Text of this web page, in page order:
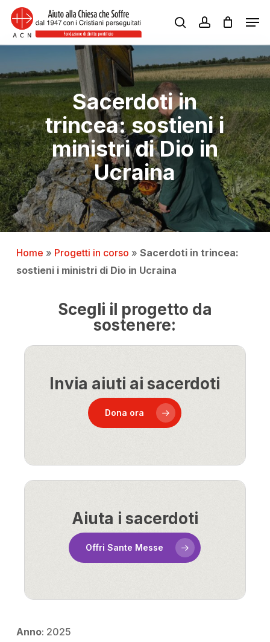
Skip
main
searchaccount
Sacerdoti in
trincea: sostieni i
ministri di Dio in
Ucraina
Home » Progetti in corso » Sacerdoti in trincea:
sostieni i ministri di Dio in Ucraina
Scegli il progetto da
sostenere:
Invia aiuti ai sacerdoti
Dona ora
Aiuta i sacerdoti
Offri Sante Messe
Anno: 2025
Menu